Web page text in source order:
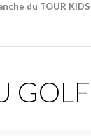
du TOUR
GOLF